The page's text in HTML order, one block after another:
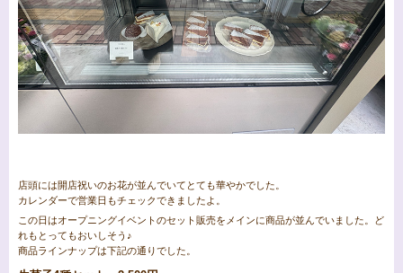
店頭には開店祝いのお花が並んでいてとても華やかでした。
カレンダーで営業日もチェックできましたよ。
この日はオープニングイベントのセット販売をメインに商品が並んでいました。ど
れもとってもおいしそう♪
商品ラインナップは下記の通りでした。